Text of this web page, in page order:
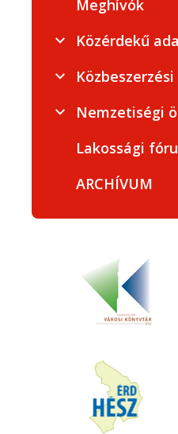
Meghívók
Közérdekű
Nemzetiségi
Lakossági
ARCHÍVUM